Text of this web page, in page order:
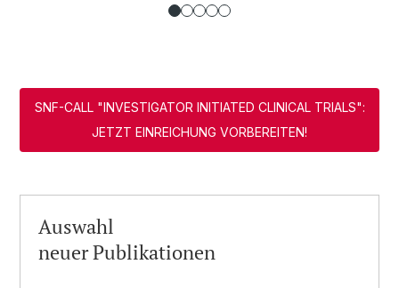
SNF-CALL "INVESTIGATOR INITIATED CLINICAL TRIALS":
JETZT EINREICHUNG VORBEREITEN!
Auswahl
neuer Publikationen